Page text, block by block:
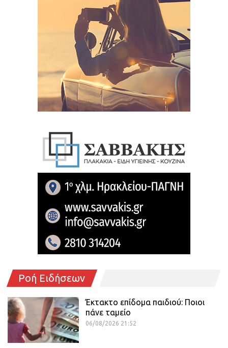
Ροή Ειδήσεων
Έκτακτο επίδομα παιδιού: Ποιοι
πάνε ταμείο
06/08/2026 21:52